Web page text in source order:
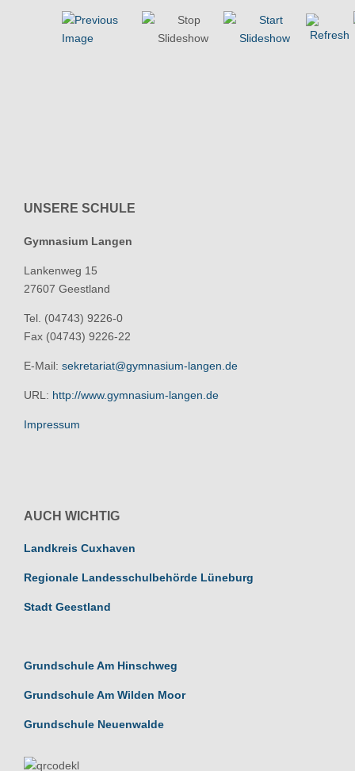
UNSERE SCHULE
Gymnasium Langen
Lankenweg 15
27607 Geestland
Tel. (04743) 9226-0
Fax (04743) 9226-22
E-Mail: sekretariat@gymnasium-langen.de
URL: http://www.gymnasium-langen.de
Impressum
AUCH WICHTIG
Landkreis Cuxhaven
Regionale Landesschulbehörde Lüneburg
Stadt Geestland
Grundschule Am Hinschweg
Grundschule Am Wilden Moor
Grundschule Neuenwalde